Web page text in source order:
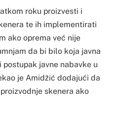
roku proizvesti i
te ih implementirati
ako oprema već nije
da bi bilo koja javna
javne nabavke u
je Amidžić dodajući da
skenera ako